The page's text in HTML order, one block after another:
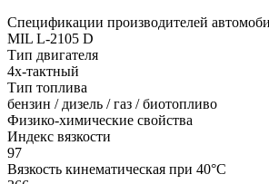
Спецификации производителей
MIL L-2105 D
Тип двигателя
4х-тактный
Тип топлива
бензин / дизель / газ / биотопливо
Физико-химические свойства
Индекс вязкости
97
Вязкость кинематическая при 40°С